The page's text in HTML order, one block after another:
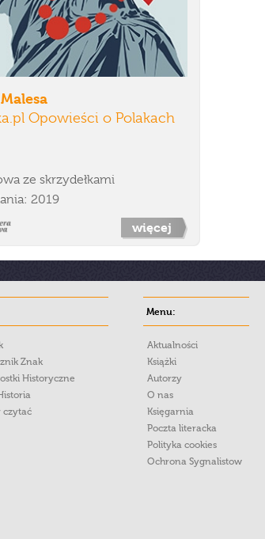
Opowieści o Polakach
ze skrzydełkami
2019
więcej
Znak
Historyczne
czytać
Menu:
Aktualności
Książki
Autorzy
O nas
Księgarnia
Poczta literacka
Polityka cookies
Ochrona Sygnalistow